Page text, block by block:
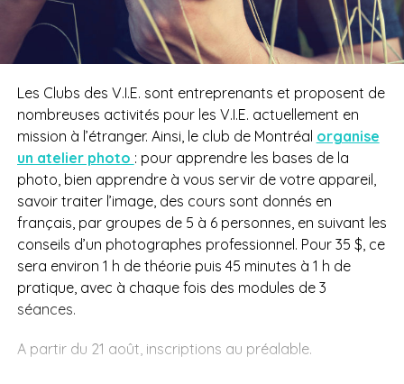
Les Clubs des V.I.E. sont entreprenants et proposent de
nombreuses activités pour les V.I.E. actuellement en
mission à l’étranger. Ainsi, le club de Montréal organise
un atelier photo : pour apprendre les bases de la
photo, bien apprendre à vous servir de votre appareil,
savoir traiter l’image, des cours sont donnés en
français, par groupes de 5 à 6 personnes, en suivant les
conseils d’un photographes professionnel. Pour 35 $, ce
sera environ 1 h de théorie puis 45 minutes à 1 h de
pratique, avec à chaque fois des modules de 3
séances.
A partir du 21 août, inscriptions au préalable.